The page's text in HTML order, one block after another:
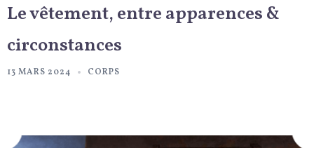
Le vêtement, entre apparences &
circonstances
13 MARS 2024 CORPS